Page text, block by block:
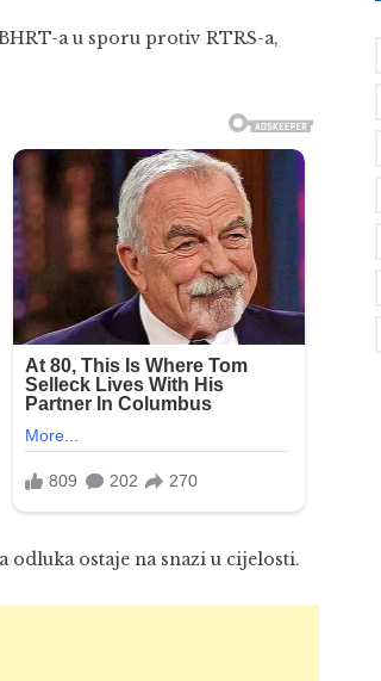
a u sporu protiv RTRS-a,
odluka ostaje na snazi u cijelosti.